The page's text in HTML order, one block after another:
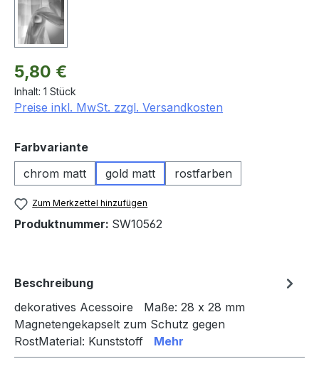
Regulärer Preis:
5,80 €
Inhalt: 1 Stück
Preise inkl. MwSt. zzgl. Versandkosten
Farbvarianteauswählen
chrom matt
gold matt rostfarben
Zum Merkzettel hinzufügen
Produktnummer: SW10562
Beschreibung
dekoratives Acessoire Maße: 28 x 28 mm
Magnetengekapselt zum Schutz gegen
RostMaterial: Kunststoff Mehr